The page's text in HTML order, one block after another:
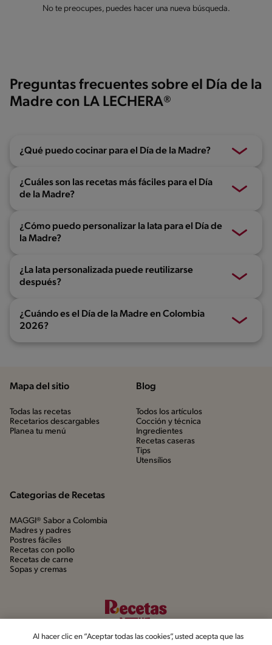
No te preocupes, puedes hacer una nueva búsqueda.
Preguntas frecuentes sobre el Día de la
Madre con LA LECHERA®
¿Qué puedo cocinar para el Día de la Madre?
¿Cuáles son las recetas más fáciles para el Día
de la Madre?
¿Cómo puedo personalizar la lata para el Día de
la Madre?
¿La lata personalizada puede reutilizarse
después?
¿Cuándo es el Día de la Madre en Colombia
2026?
Mapa del sitio
Todas las recetas
Recetarios descargables
Planea tu menú
Blog
Todos los artículos
Cocción y técnica
Ingredientes
Recetas caseras
Tips
Utensílios
Categorias de Recetas
MAGGI® Sabor a Colombia
Madres y padres
Postres fáciles
Recetas con pollo
Recetas de carne
Sopas y cremas
Al hacer clic en “Aceptar todas las cookies”, usted acepta que las